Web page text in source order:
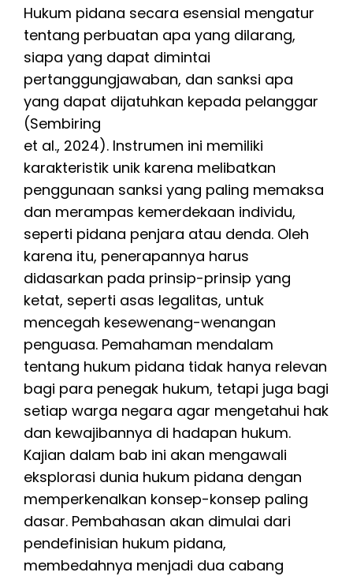
Hukum pidana secara esensial mengatur
tentang perbuatan apa yang dilarang,
siapa yang dapat dimintai
pertanggungjawaban, dan sanksi apa
yang dapat dijatuhkan kepada pelanggar
(Sembiring
et al., 2024). Instrumen ini memiliki
karakteristik unik karena melibatkan
penggunaan sanksi yang paling memaksa
dan merampas kemerdekaan individu,
seperti pidana penjara atau denda. Oleh
karena itu, penerapannya harus
didasarkan pada prinsip-prinsip yang
ketat, seperti asas legalitas, untuk
mencegah kesewenang-wenangan
penguasa. Pemahaman mendalam
tentang hukum pidana tidak hanya relevan
bagi para penegak hukum, tetapi juga bagi
setiap warga negara agar mengetahui hak
dan kewajibannya di hadapan hukum.
Kajian dalam bab ini akan mengawali
eksplorasi dunia hukum pidana dengan
memperkenalkan konsep-konsep paling
dasar. Pembahasan akan dimulai dari
pendefinisian hukum pidana,
membedahnya menjadi dua cabang